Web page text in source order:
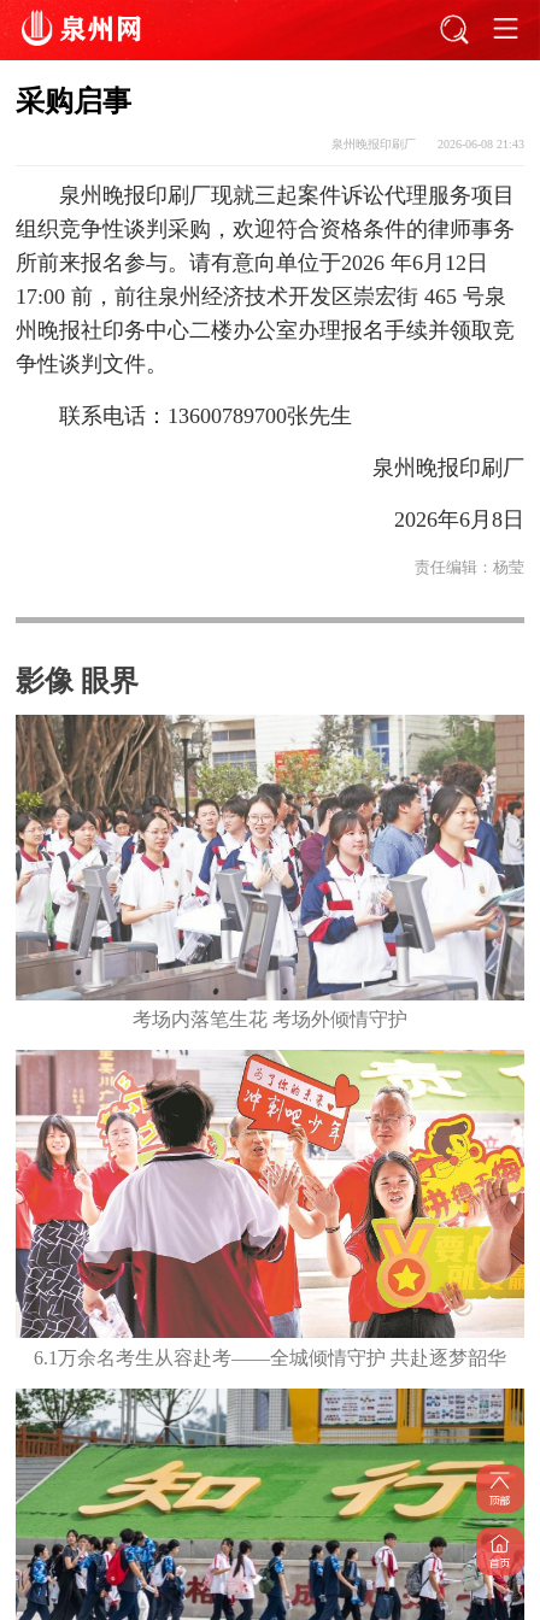
采购启事
泉州晚报印刷厂 2026-06-08 21:43
泉州晚报印刷厂现就三起案件诉讼代理服务项目
组织竞争性谈判采购，欢迎符合资格条件的律师事务
所前来报名参与。请有意向单位于2026 年6月12日
17:00 前，前往泉州经济技术开发区崇宏街 465 号泉
州晚报社印务中心二楼办公室办理报名手续并领取竞
争性谈判文件。
联系电话：13600789700张先生
泉州晚报印刷厂
2026年6月8日
责任编辑： 杨莹
影像 眼界
考场内落笔生花 考场外倾情守护
6.1万余名考生从容赴考——全城倾情守护 共赴逐梦韶华